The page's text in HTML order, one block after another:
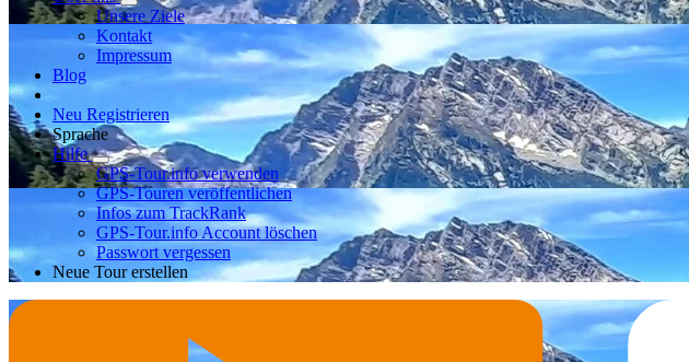
Unsere Ziele
Kontakt
Impressum
Blog
Neu Registrieren
Sprache
Hilfe
GPS-Tour.info verwenden
GPS-Touren veröffentlichen
Infos zum TrackRank
GPS-Tour.info Account löschen
Passwort vergessen
Neue Tour erstellen